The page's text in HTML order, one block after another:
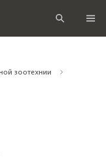
зоотехнии